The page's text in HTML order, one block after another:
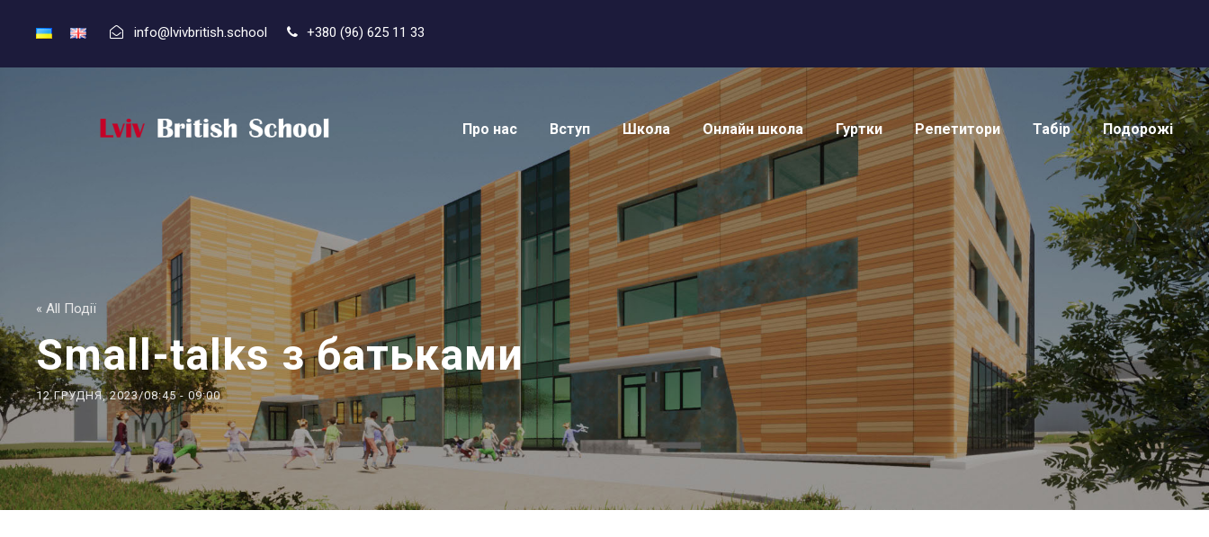
info@lvivbritish.school +380 (96) 625 11 33
Про нас Вступ Школа Онлайн школа Гуртки Репетитори Табір Подорожі
« All Події
Small-talks з батьками
12 ГРУДНЯ, 2023/08:45- 09:00